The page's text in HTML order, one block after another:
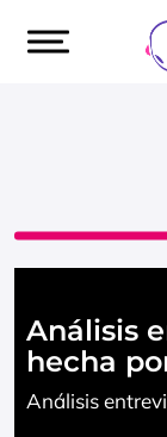
Análisis
hecha
Análisis